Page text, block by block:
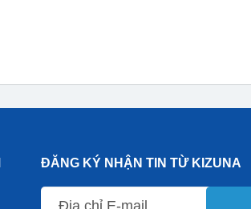
ĐĂNG KÝ NHẬN TIN TỪ KIZUNA